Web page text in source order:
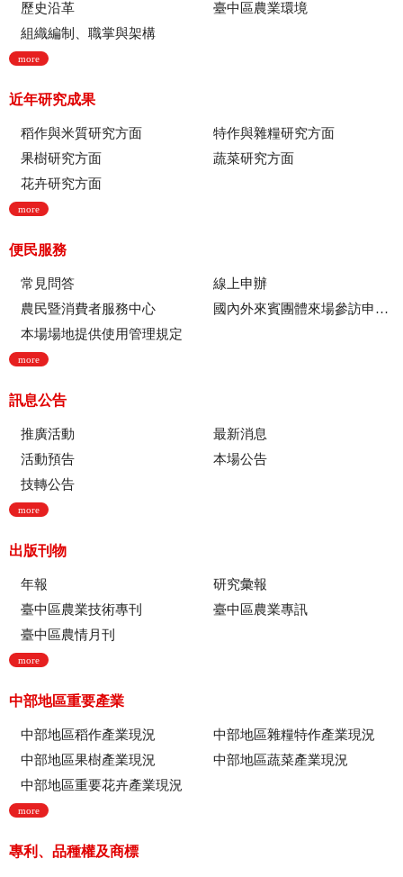
歷史沿革
臺中區農業環境
組織編制、職掌與架構
more
近年研究成果
稻作與米質研究方面
特作與雜糧研究方面
果樹研究方面
蔬菜研究方面
花卉研究方面
more
便民服務
常見問答
線上申辦
農民暨消費者服務中心
國內外來賓團體來場參訪申請流程
本場場地提供使用管理規定
more
訊息公告
推廣活動
最新消息
活動預告
本場公告
技轉公告
more
出版刊物
年報
研究彙報
臺中區農業技術專刊
臺中區農業專訊
臺中區農情月刊
more
中部地區重要產業
中部地區稻作產業現況
中部地區雜糧特作產業現況
中部地區果樹產業現況
中部地區蔬菜產業現況
中部地區重要花卉產業現況
more
專利、品種權及商標